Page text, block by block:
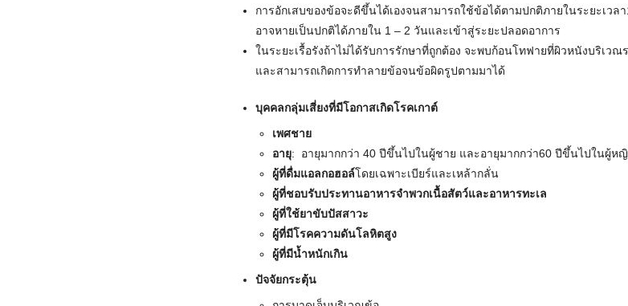
การอักเสบของข้อจะดีขึ้นได้เองจนสามารถใช้ข้อได้ตามปกติภายในระยะเว
อาจหายเป็นปกติได้ภายใน 1 – 2 วันและเข้าสู่ระยะปลอดอาการ
ในระยะเรื้อรังถ้าไม่ได้รับการรักษาที่ถูกต้อง จะพบก้อนโทฟายที่ผิวหนังบริเว
และสามารถเกิดการทำลายข้อจนข้อผิดรูปตามมาได้
บุคคลกลุ่มเสี่ยงที่มีโอกาสเกิดโรคเกาต์
เพศชาย
อายุ: อายุมากกว่า 40 ปีขึ้นไปในผู้ชาย และอายุมากกว่า60 ปีขึ้นไปในผู้หญิ
ผู้ที่ดื่มแอลกอฮอล์โดยเฉพาะเบียร์และเหล้ากลั่น
ผู้ที่ชอบรับประทานอาหารจำพวกเนื้อสัตว์และอาหารทะเล
ผู้ที่ใช้ยาขับปัสสาวะ
ผู้ที่มีโรคความดันโลหิตสูง
ผู้ที่มีน้ำหนักเกิน
ปัจจัยกระตุ้น